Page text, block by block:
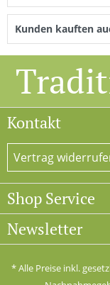
Kunden kauften
Kontakt
Vertrag
Shop Service
Newsletter
* Alle Preise inkl.